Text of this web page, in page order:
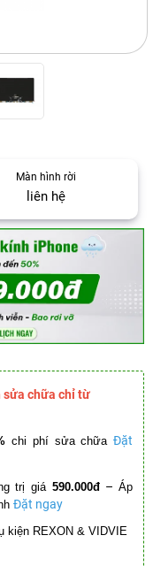
Màn hình rời
liên hệ
sửa chữa chỉ từ
chi phí sửa chữa Đặt
trị giá 590.000đ –Áp
Đặt ngay
kiện REXON & VIDVIE